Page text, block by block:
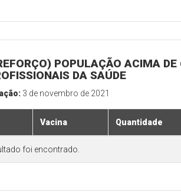
POPULAÇÃO ACIMA DE
DA SAÚDE
3 de novembro de 2021
Vacina Quantidade
foi encontrado.